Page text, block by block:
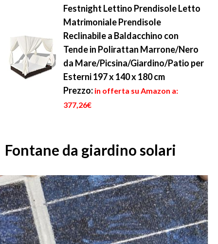
Festnight Lettino Prendisole Letto
Matrimoniale Prendisole
Reclinabile a Baldacchino con
Tende in Polirattan Marrone/Nero
da Mare/Picsina/Giardino/Patio per
Esterni 197 x 140 x 180 cm
Prezzo: in offerta su Amazon a:
377,26€
Fontane da giardino solari